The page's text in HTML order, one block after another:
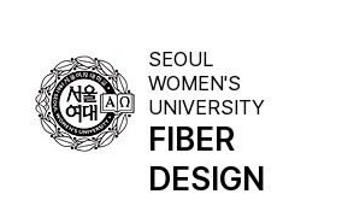
SEOUL
WOMEN'S
UNIVERSITY
FIBER
DESIGN